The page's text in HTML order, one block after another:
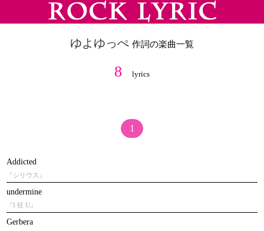
ゆよゆっぺ 作詞の楽曲一覧
8 lyrics
1
Addicted
『シリウス』
undermine
『I 狂 U』
Gerbera